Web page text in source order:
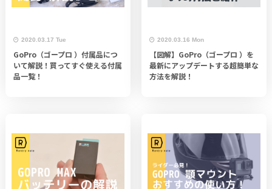
2020.03.17 Tue
GoPro（ゴープロ ）付属品につ
いて解説！買ってすぐ使える付属
品一覧！
2020.03.16 Mon
【図解】GoPro（ゴープロ ）を
最新にアップデートする超簡単な
方法を解説！